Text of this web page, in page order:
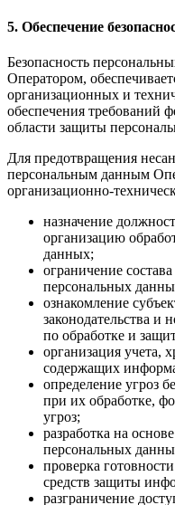
5. Обеспечение
Безопасность
Оператором,
организационных и
обеспечения требований
области защиты
Для предотвращения
персональным данным
организационно-
назначение
организацию
данных;
ограничение
персональных
ознакомление
законодательства и
по обработке и
организация учета,
содержащих
определение угроз
при их обработке,
угроз;
разработка на
персональных
проверка
средств защиты
разграничение